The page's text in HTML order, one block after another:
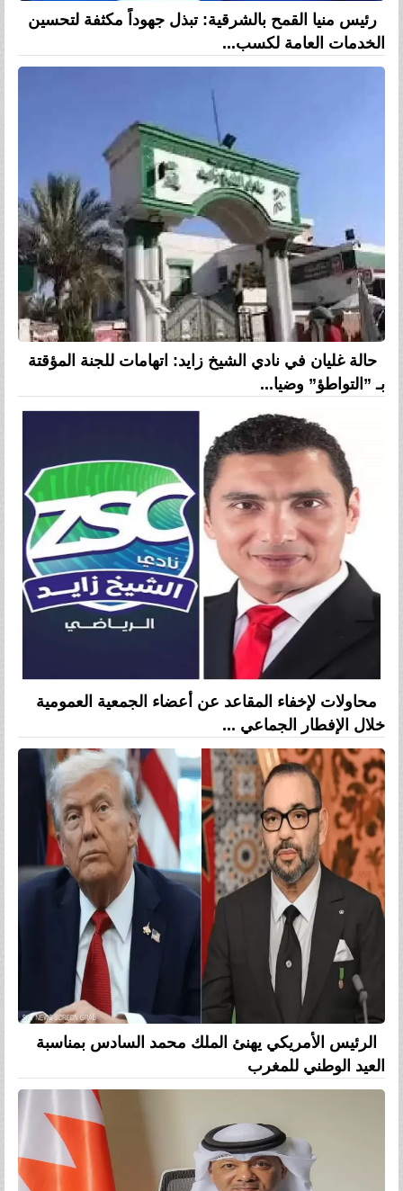
رئيس منيا القمح بالشرقية: تبذل جهوداً مكثفة لتحسين
الخدمات العامة لكسب...
حالة غليان في نادي الشيخ زايد: اتهامات للجنة المؤقتة
بـ ”التواطؤ” وضيا...
محاولات لإخفاء المقاعد عن أعضاء الجمعية العمومية
خلال الإفطار الجماعي ...
الرئيس الأمريكي يهنئ الملك محمد السادس بمناسبة
العيد الوطني للمغرب